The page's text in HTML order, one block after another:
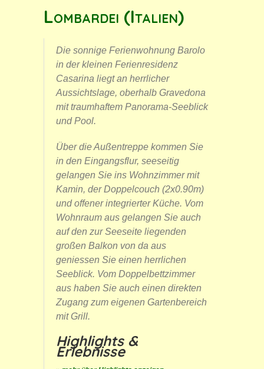
Lombardei (Italien)
Die sonnige Ferienwohnung Barolo
in der kleinen Ferienresidenz
Casarina liegt an herrlicher
Aussichtslage, oberhalb Gravedona
mit traumhaftem Panorama-Seeblick
und Pool.
Über die Außentreppe kommen Sie
in den Eingangsflur, seeseitig
gelangen Sie ins Wohnzimmer mit
Kamin, der Doppelcouch (2x0.90m)
und offener integrierter Küche. Vom
Wohnraum aus gelangen Sie auch
auf den zur Seeseite liegenden
großen Balkon von da aus
geniessen Sie einen herrlichen
Seeblick. Vom Doppelbettzimmer
aus haben Sie auch einen direkten
Zugang zum eigenen Gartenbereich
mit Grill.
Highlights &
Erlebnisse